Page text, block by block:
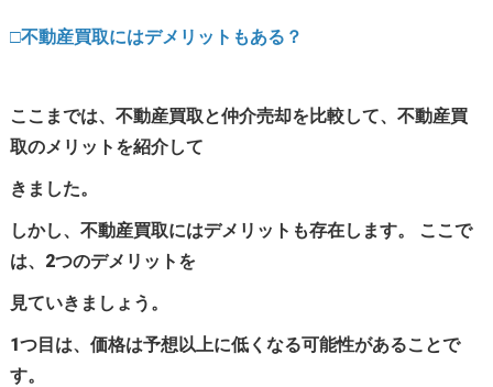
□不動産買取にはデメリットもある？
ここまでは、不動産買取と仲介売却を比較して、不動産買
取のメリットを紹介して
きました。
しかし、不動産買取にはデメリットも存在します。 ここで
は、2つのデメリットを
見ていきましょう。
1つ目は、価格は予想以上に低くなる可能性があることで
す。